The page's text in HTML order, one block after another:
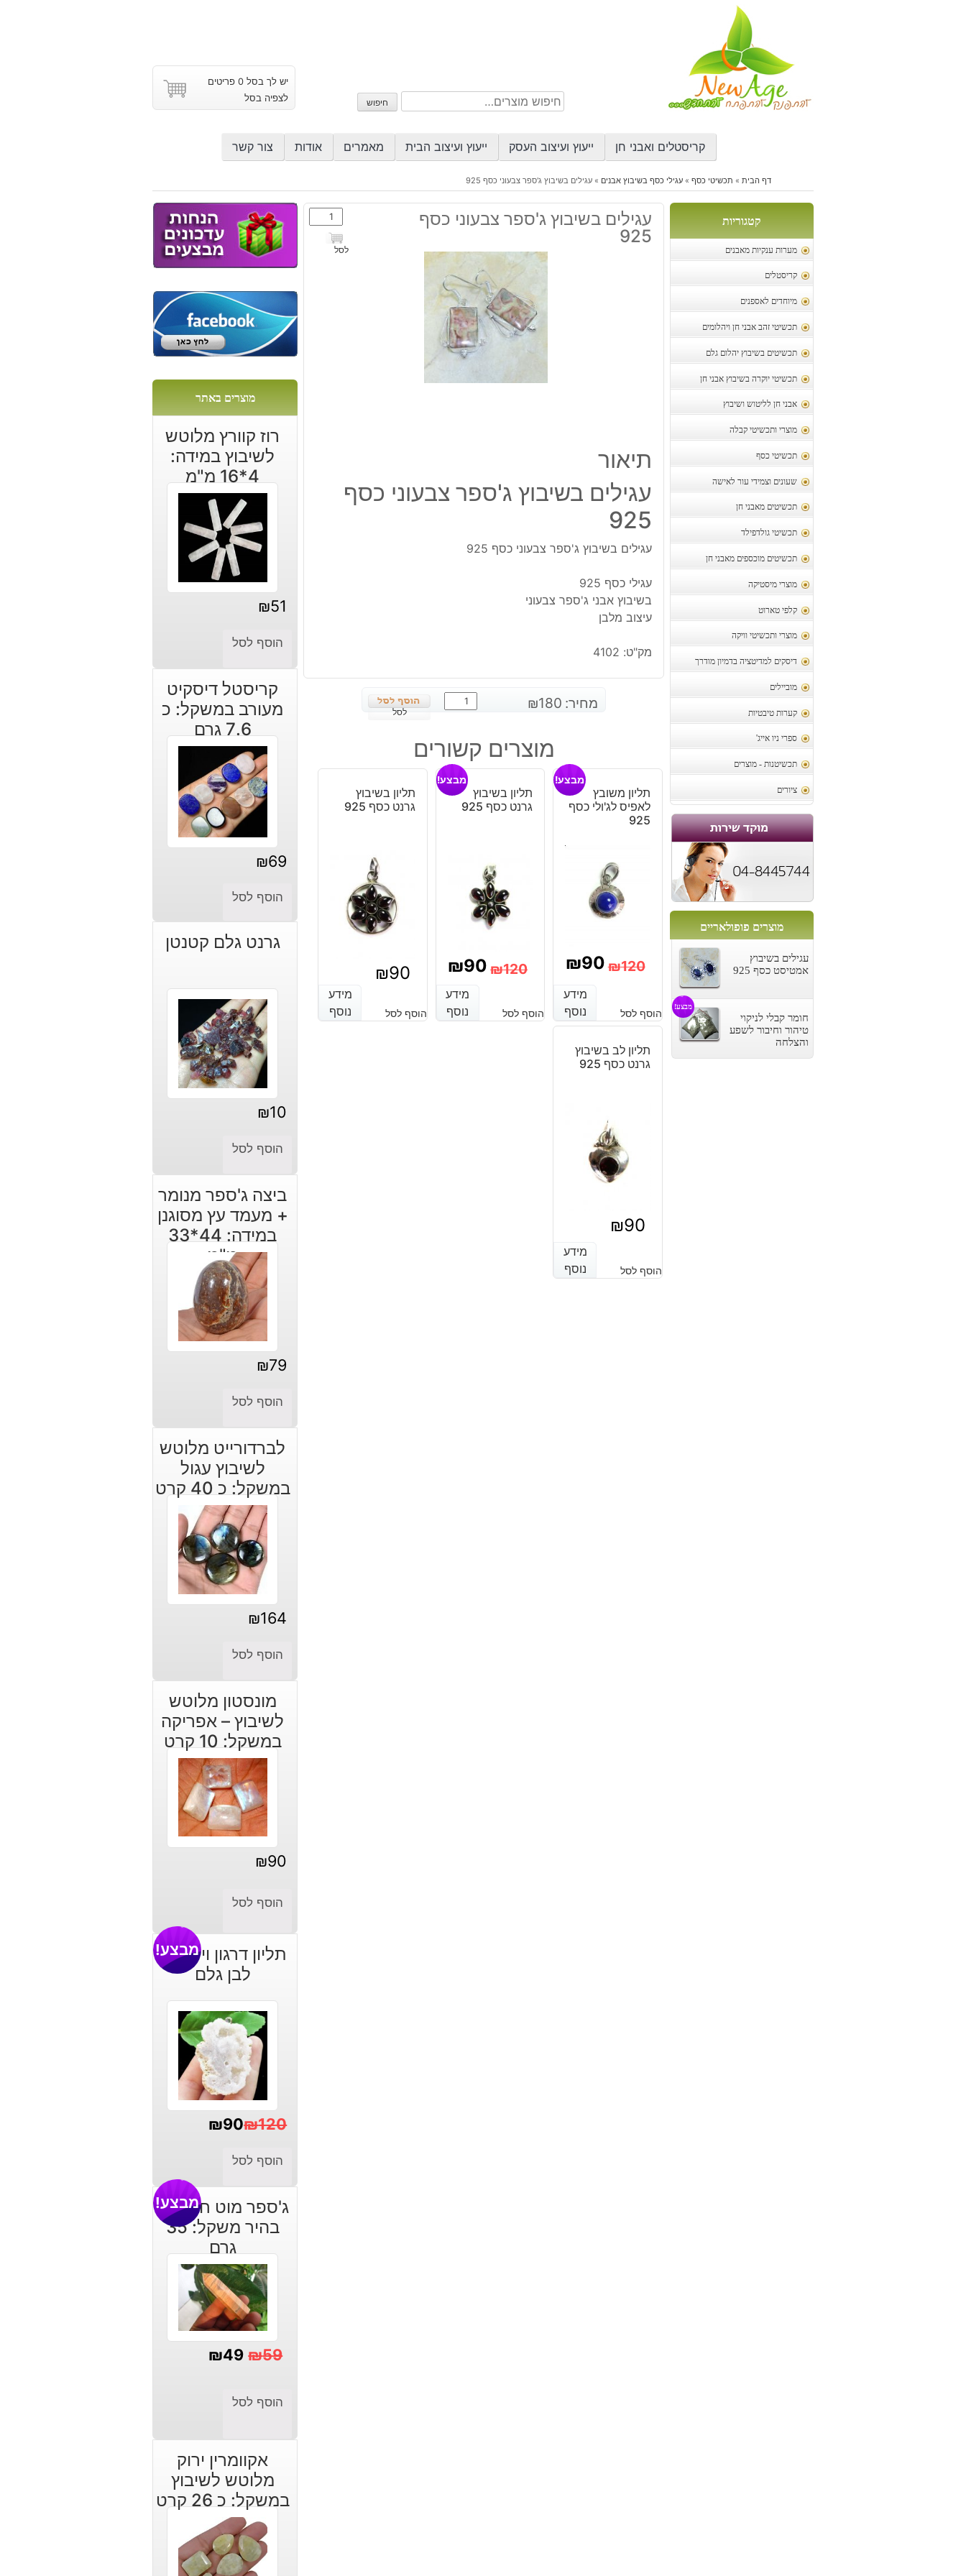
חיפוש
עבור:
חיפוש
יש לך בסל 0 פריטים
לצפיה בסל
קריסטלים ואבני חן ייעוץ ועיצוב העסק ייעוץ ועיצוב הבית מאמרים אודות צור קשר
דף הבית » תכשיטי כסף »עגילי כסף בשיבוץ אבנים »עגילים בשיבוץ ג'ספר צבעוני כסף 925
קטגוריות
מערות ענקיות מאבנים
קריסטלים
מיוחדים לאספנים
תכשיטי זהב אבני חן ויהלומים
תכשיטים בשיבוץ יהלום גלם
תכשיטי יוקרה בשיבוץ אבני חן
אבני חן לליטוש ושיבוץ
מוצרי ותכשיטי קבלה
תכשיטי כסף
שעונים וצמידי עור לאישה
תכשיטים מאבני חן
תכשיטי גולדפילד
תכשיטים מוכספים מאבני חן
מוצרי מיסטיקה
קלפי טארוט
מוצרי ותכשיטי וויקה
דיסקים למדיטציה בדמיון מודרך
מוביילים
קערות טיבטיות
ספרי ניו אייג'
תכשיטנות - מוצרים
ציורים
מוצרים פופולאריים
עגילים בשיבוץ
אמטיסט כסף 925
חומר קבלי לניקוי
טיהור וחיבור לשפע
והצלחה
מבצע!
עגילים בשיבוץ ג'ספר צבעוני כסף
925
כמות
של
עגילים
לסל
תיאור
עגילים בשיבוץ ג'ספר צבעוני כסף
925
עגילים בשיבוץ ג'ספר צבעוני כסף 925
עגילי כסף 925
בשיבוץ אבני ג'ספר צבעוני
עיצוב מלבן
מק"ט: 4102
מחיר: ₪180
כמות
של
בשיבוץ
ג'ספר
צבעוני
כסף
לסל
מוצרים קשורים
תליון משובץ
לאפיס לג'ולי כסף
925
מבצע!
₪120
המקורי
₪120.
₪90
הנוכחי
₪90.
מידע
נוסף
הוסף לסל
מידע
נוסף
תליון בשיבוץ
גרנט כסף 925
מבצע!
₪120
המקורי
₪90
הנוכחי
מידע
נוסף
הוסף לסל
מידע
נוסף
תליון בשיבוץ
גרנט כסף 925
₪90
מידע
נוסף
הוסף לסל
מידע
נוסף
תליון לב בשיבוץ
גרנט כסף 925
₪90
מידע
נוסף
הוסף לסל
מידע
נוסף
מוצרים באתר
רוז קוורץ מלוטש
לשיבוץ במידה:
4*16 מ"מ
₪51
הוסף לסל
קריסטל דיסקיט
מעורב במשקל: כ
7.6 גרם
₪69
הוסף לסל
גרנט גלם קטנטן
₪10
הוסף לסל
ביצה ג'ספר מנומר
+ מעמד עץ מסוגנן
במידה: 44*33
מ"מ
₪79
הוסף לסל
לברדורייט מלוטש
לשיבוץ עגול
במשקל: כ 40 קרט
₪164
הוסף לסל
מונסטון מלוטש
לשיבוץ – אפריקה
במשקל: 10 קרט
₪90
הוסף לסל
תליון דרגון ויין אגט
לבן גלם
מבצע!
₪120
המקורי
היה:
₪120.
₪90
הנוכחי
הוא:
₪90.
הוסף לסל
ג'ספר מוט חד חודי
בהיר משקל: 35
גרם
מבצע!
₪59
המקורי
₪59.
₪49
הנוכחי
₪49.
הוסף לסל
אקוומרין ירוק
מלוטש לשיבוץ
במשקל: כ 26 קרט